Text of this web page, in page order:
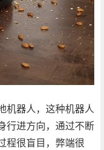
机器人，这种机器人
行进方向，通过不断
程很盲目，弊端很